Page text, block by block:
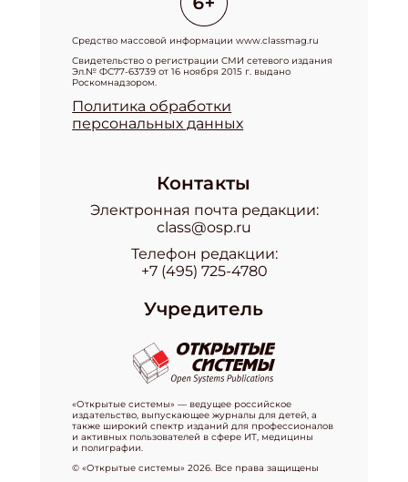
Средство массовой информации www.classmag.ru
Свидетельство о регистрации СМИ сетевого издания
Эл.№ ФС77-63739 от 16 ноября 2015 г. выдано
Роскомнадзором.
Политика обработки
персональных данных
Контакты
Электронная почта редакции:
class@osp.ru
Телефон редакции:
+7 (495) 725-4780
Учредитель
«Открытые системы» — ведущее российское
издательство, выпускающее журналы для детей, а
также широкий спектр изданий для профессионалов
и активных пользователей в сфере ИТ, медицины
и полиграфии.
© «Открытые системы» 2026. Все права защищены